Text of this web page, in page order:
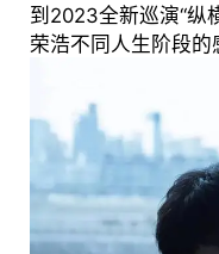
到2023全新巡演“纵
荣浩不同人生阶段的